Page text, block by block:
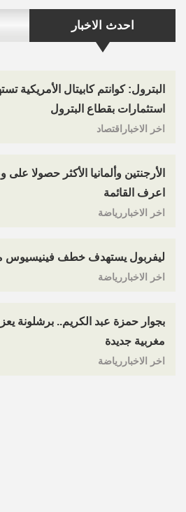
احدث الاخبار
البترول: كوانتم كابيتال
استثمارات بقطاع البترول
اخر الاخباراقتصاد
الأرجنتين وألمانيا الأكثر حصولا
اعرف القائمة
اخر الاخباررياضة
ليفربول يستهدف خطف فينيسيوس
اخر الاخباررياضة
بجوار حمزة عبد الكريم.. برشلونة
مغربية جديدة
اخر الاخباررياضة